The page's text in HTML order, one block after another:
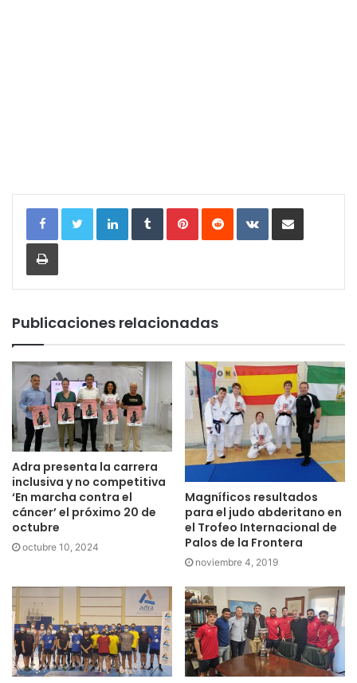
LinkedInTumblrPinterestReddit VKontakteCompartir por correo
Imprimir
Publicaciones relacionadas
Adra presenta la carrera
inclusiva y no competitiva
‘En marcha contra el
cáncer’ el próximo 20 de
octubre
octubre 10, 2024
Magníficos resultados
para el judo abderitano en
el Trofeo Internacional de
Palos de la Frontera
noviembre 4, 2019